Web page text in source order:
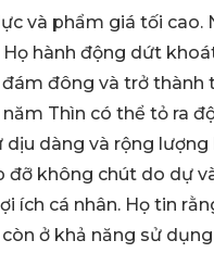
và phẩm giá tối
hành động dứt
đông và trở thành
Thìn có thể tỏ ra
dàng và rộng
đỡ không chút do dự
ích cá nhân. Họ tin
ở khả năng sử